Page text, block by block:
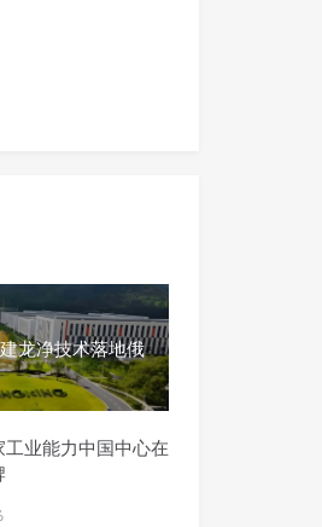
龙净技术落地俄
工业能力中国中心在